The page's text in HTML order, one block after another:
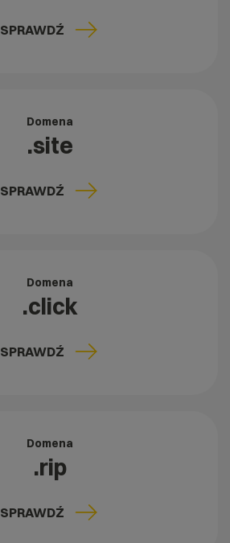
SPRAWDŹ
Domena
.site
SPRAWDŹ
Domena
.click
SPRAWDŹ
Domena
.rip
SPRAWDŹ